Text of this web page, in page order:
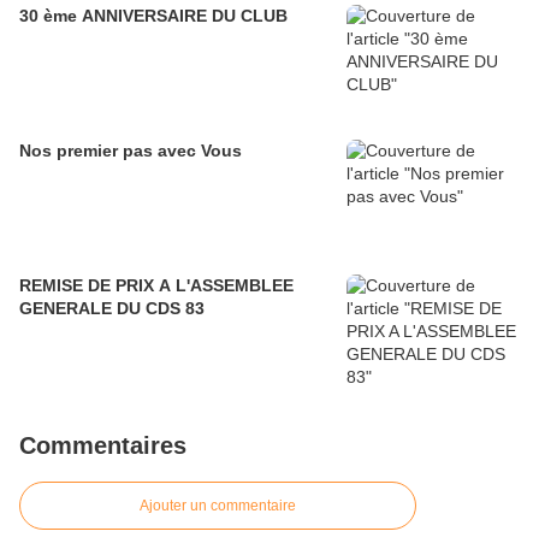
30 ème ANNIVERSAIRE DU CLUB
Nos premier pas avec Vous
REMISE DE PRIX A L'ASSEMBLEE
GENERALE DU CDS 83
Commentaires
Ajouter un commentaire